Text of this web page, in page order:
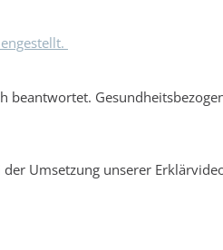
Umsetzung unserer